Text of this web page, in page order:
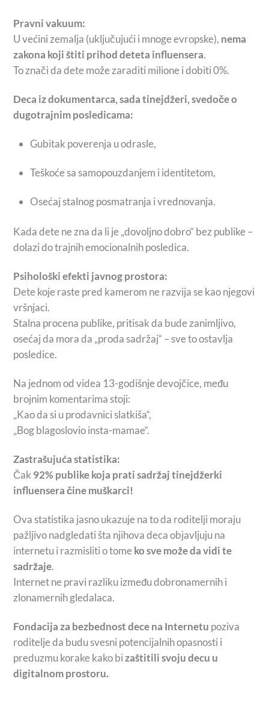
Pravni vakuum:
U većini zemalja (uključujući i mnoge evropske), nema
zakona koji štiti prihod deteta influensera.
To znači da dete može zaraditi milione i dobiti 0%.
Deca iz dokumentarca, sada tinejdžeri, svedoče o
dugotrajnim posledicama:
Gubitak poverenja u odrasle,
Teškoće sa samopouzdanjem i identitetom,
Osećaj stalnog posmatranja i vrednovanja.
Kada dete ne zna da li je „dovoljno dobro“ bez publike –
dolazi do trajnih emocionalnih posledica.
Psihološki efekti javnog prostora:
Dete koje raste pred kamerom ne razvija se kao njegovi
vršnjaci.
Stalna procena publike, pritisak da bude zanimljivo,
osećaj da mora da „proda sadržaj“ – sve to ostavlja
posledice.
Na jednom od videa 13-godišnje devojčice, među
brojnim komentarima stoji:
„Kao da si u prodavnici slatkiša“,
„Bog blagoslovio insta-mamae“.
Zastrašujuća statistika:
Čak 92% publike koja prati sadržaj tinejdžerki
influensera čine muškarci!
Ova statistika jasno ukazuje na to da roditelji moraju
pažljivo nadgledati šta njihova deca objavljuju na
internetu i razmisliti o tomeko sve može da vidi te
sadržaje.
Internet ne pravi razliku između dobronamernih i
zlonamernih gledalaca.
Fondacija za bezbednost dece na Internetu poziva
roditelje da budu svesni potencijalnih opasnosti i
preduzmu korake kako bizaštitili svoju decu u
digitalnom prostoru.